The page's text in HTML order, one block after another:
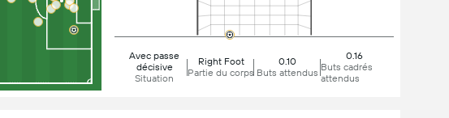
Avec passe
décisive
Situation
Right Foot
Partie du corps
0.10
Buts attendus
0.16
Buts cadrés
attendus